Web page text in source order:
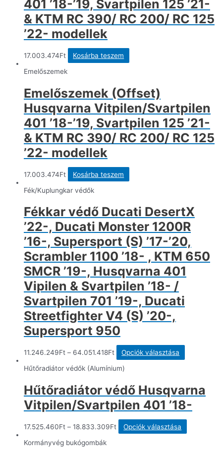
termékoldalon
választhatók
ki
401 ’18-’19, Svartpilen 125 ’21-
& KTM RC 390/ RC 200/ RC 125
’22- modellek
17.003.474Ft
Kosárba teszem
Emelőszemek
Emelőszemek (Offset)
Husqvarna Vitpilen/Svartpilen
401 ’18-’19, Svartpilen 125 ’21-
& KTM RC 390/ RC 200/ RC 125
’22- modellek
17.003.474Ft
Kosárba teszem
Fék/Kuplungkar védők
Fékkar védő Ducati DesertX
’22-, Ducati Monster 1200R
’16-, Supersport (S) ’17-’20,
Scrambler 1100 ’18- , KTM 650
SMCR ’19-, Husqvarna 401
Vipilen & Svartpilen ’18- /
Svartpilen 701 ’19-, Ducati
Streetfighter V4 (S) ’20-,
Supersport 950
11.246.249Ft – 64.051.418Ft Opciók választása
a
van.
A
változatok
Hűtőradiátor védők (Alumínium)
Hűtőradiátor védő Husqvarna
Vitpilen/Svartpilen 401 ’18-
17.525.460Ft – 18.833.309Ft Opciók választása
a
Kormányvég bukógombák